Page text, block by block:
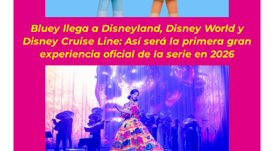
Bluey llega a Disneyland, Disney World y
Disney Cruise Line: Así será la primera gran
experiencia oficial de la serie en 2026